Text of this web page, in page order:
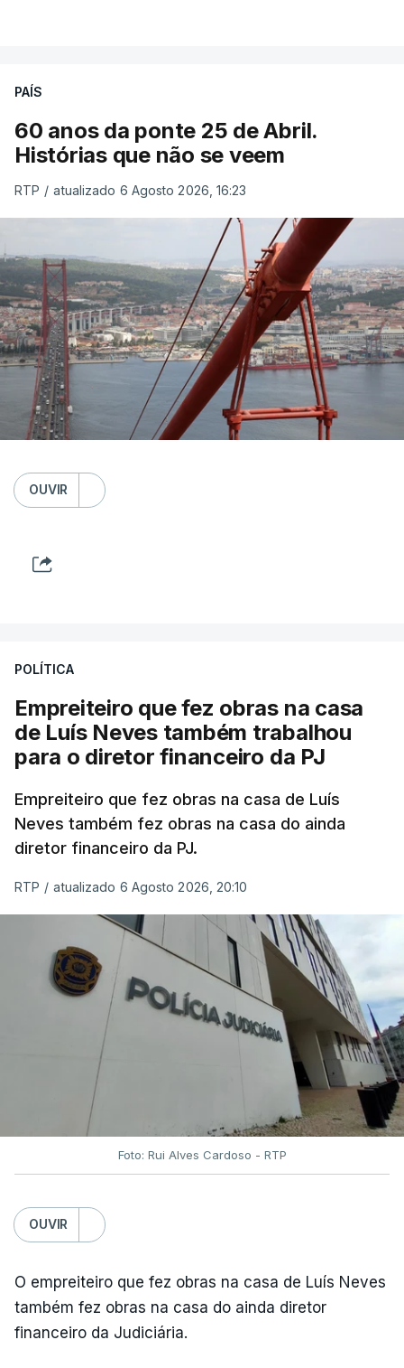
PAÍS
60 anos da ponte 25 de Abril.
Histórias que não se veem
RTP / atualizado 6 Agosto 2026, 16:23
OUVIR
POLÍTICA
Empreiteiro que fez obras na casa
de Luís Neves também trabalhou
para o diretor financeiro da PJ
Empreiteiro que fez obras na casa de Luís
Neves também fez obras na casa do ainda
diretor financeiro da PJ.
RTP / atualizado 6 Agosto 2026, 20:10
Foto: Rui Alves Cardoso - RTP
OUVIR
O empreiteiro que fez obras na casa de Luís Neves
também fez obras na casa do ainda diretor
financeiro da Judiciária.